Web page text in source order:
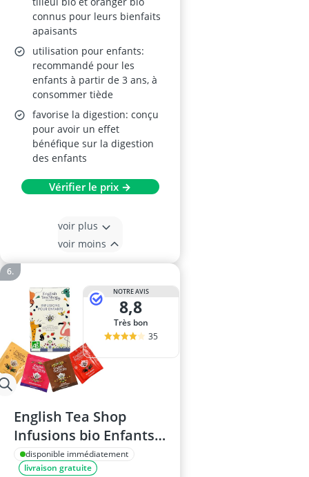
connus pour leurs bienfaits
apaisants
utilisation pour enfants:
recommandé pour les
enfants à partir de 3 ans, à
consommer tiède
favorise la digestion: conçu
pour avoir un effet
bénéfique sur la digestion
des enfants
Vérifier le prix →
voir plus
voir moins
NOTRE AVIS
8,8
Très bon
35
English Tea Shop
Infusions bio Enfants
20 sachets
disponible immédiatement
livraison gratuite